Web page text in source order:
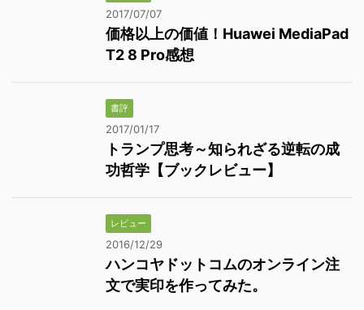
2017/07/07
価格以上の価値！Huawei MediaPad
T2 8 Pro感想
書評
2017/01/17
トランプ思考～知られざる逆転の成
功哲学【ブックレビュー】
レビュー
2016/12/29
ハンコヤドットコムのオンライン注
文で実印を作ってみた。